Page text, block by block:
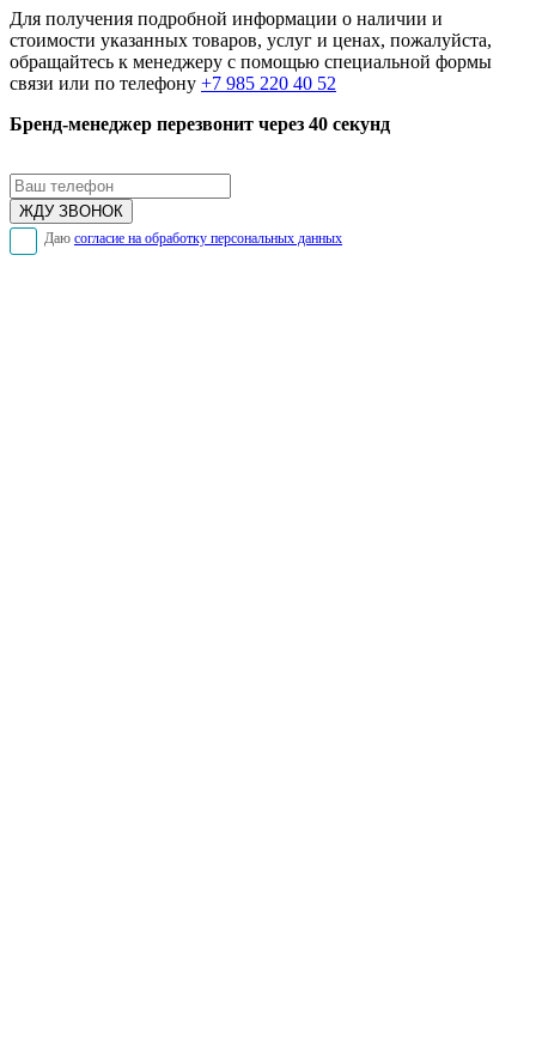
Для получения подробной информации о наличии и
стоимости указанных товаров, услуг и ценах, пожалуйста,
обращайтесь к менеджеру с помощью специальной формы
связи или по телефону +7 985 220 40 52
Бренд-менеджер перезвонит через 40 секунд
Даю согласие на обработку персональных данных